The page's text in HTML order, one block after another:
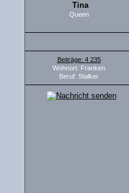
Tina
Queen
Beiträge: 4 235
Wohnort: Franken
Beruf: Stalker